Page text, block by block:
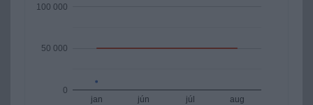
jan jún júl aug
0
50 000
100 000